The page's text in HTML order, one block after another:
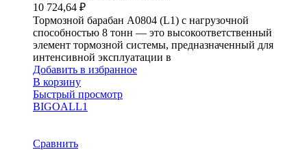
10 724,64 ₽
Тормозной барабан A0804 (L1) с нагрузочной
способностью 8 тонн — это высокоответственный
элемент тормозной системы, предназначенный для
интенсивной эксплуатации в
Добавить в избранное
В корзину
Быстрый просмотр
BIGOALL1
Сравнить